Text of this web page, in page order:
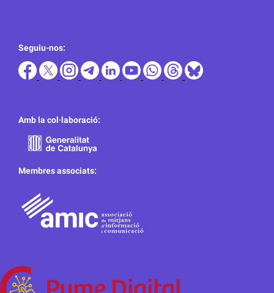
Seguiu-nos:
Amb la col·laboració:
Membres associats: